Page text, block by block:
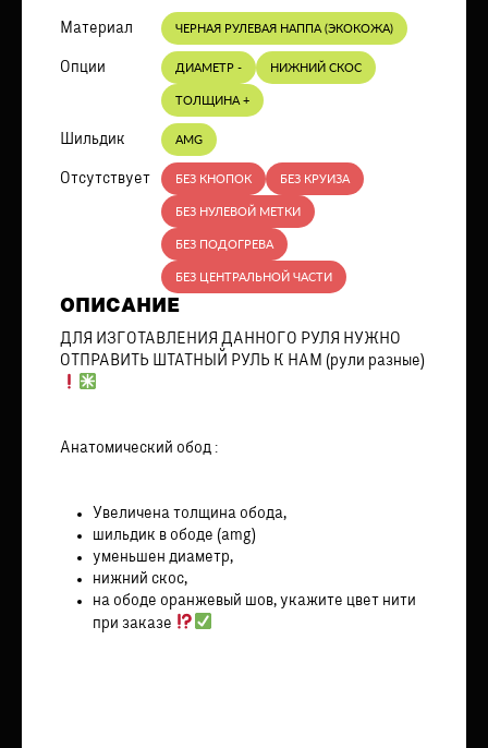
ОПИСАНИЕ
ДЛЯ ИЗГОТАВЛЕНИЯ ДАННОГО РУЛЯ НУЖНО
ОТПРАВИТЬ ШТАТНЫЙ РУЛЬ К НАМ (рули разные)
Анатомический обод :
Увеличена толщина обода,
шильдик в ободе (amg)
уменьшен диаметр,
нижний скос,
на ободе оранжевый шов, укажите цвет нити
при заказе
Материал ЧЕРНАЯ РУЛЕВАЯ НАППА (ЭКОКОЖА)
Опции ДИАМЕТР - НИЖНИЙ СКОС
ТОЛЩИНА +
Шильдик AMG
Отсутствует БЕЗ КНОПОК БЕЗ КРУИЗА
БЕЗ НУЛЕВОЙ МЕТКИ
БЕЗ ПОДОГРЕВА
БЕЗ ЦЕНТРАЛЬНОЙ ЧАСТИ